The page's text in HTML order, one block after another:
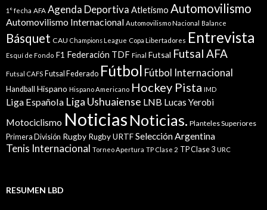
1° fecha AFA Agenda Deportiva Atletismo Automovilismo
Automovilismo Internacional Automovilismo Nacional Balance
Básquet CAU Champions League Copa Libertadores Entrevista
Esquí de Fondo F1 Federación TDF Final Futsal Futsal AFA
Futsal CAFS Futsal Federado Fútbol Fútbol Internacional
Handball Hispano Hispano Americano Hockey Pista IMD
Liga Española Liga Ushuaiense LNB Lucas Yerobi
Motociclismo Noticias Noticias. Planteles Superiores
Primera División Rugby Rugby URTFSelección Argentina
Tenis Internacional Torneo Apertura TP Clase 2 TP Clase 3 URC
RESUMEN LBD